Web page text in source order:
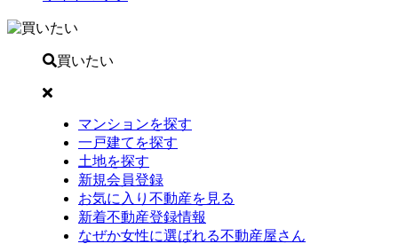
買いたい
マンションを探す
一戸建てを探す
土地を探す
新規会員登録
お気に入り不動産を見る
新着不動産登録情報
なぜか女性に選ばれる不動産屋さん